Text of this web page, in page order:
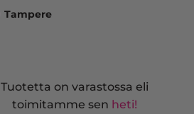
Tampere
Tuotetta on varastossa eli
toimitamme sen heti!